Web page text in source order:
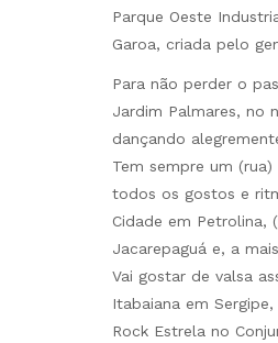
Parque Oeste
Garoa, criada pelo
Para não perder o
Jardim Palmares, no
dançando
Tem sempre um
todos os gostos e
Cidade em Petrolina,
Jacarepaguá e, a
Vai gostar de valsa
Itabaiana em
Rock Estrela no